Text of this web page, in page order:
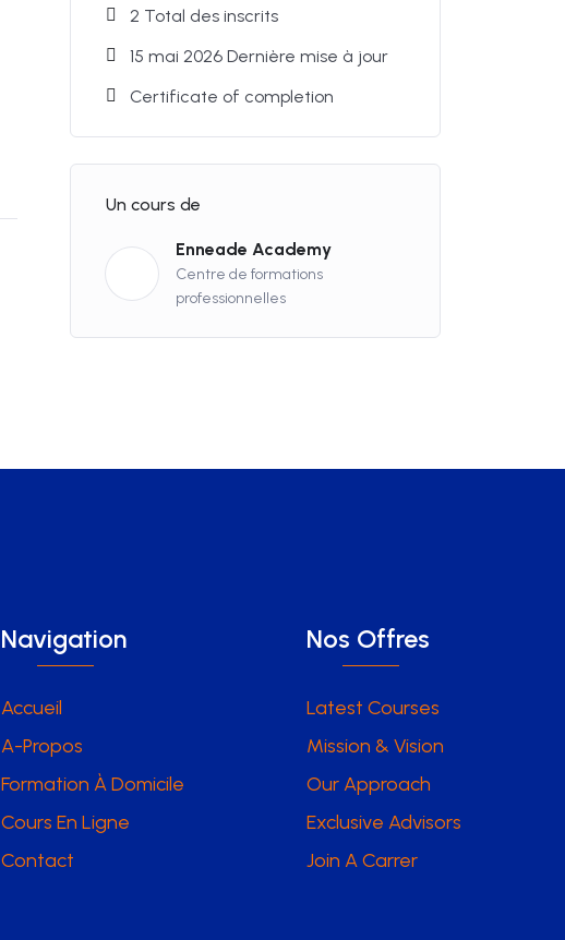
2 Total des inscrits
15 mai 2026 Dernière mise à jour
Certificate of completion
Un cours de
Enneade Academy
Centre de formations
professionnelles
Navigation
Accueil
A-Propos
Formation À Domicile
Cours En Ligne
Contact
Nos Offres
Latest Courses
Mission & Vision
Our Approach
Exclusive Advisors
Join A Carrer